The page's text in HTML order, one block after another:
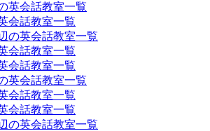
英会話教室一覧
会話教室一覧
の英会話教室一覧
会話教室一覧
会話教室一覧
英会話教室一覧
会話教室一覧
会話教室一覧
の英会話教室一覧